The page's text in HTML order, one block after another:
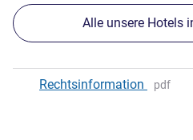
Alle unsere Hotels
Rechtsinformation pdf